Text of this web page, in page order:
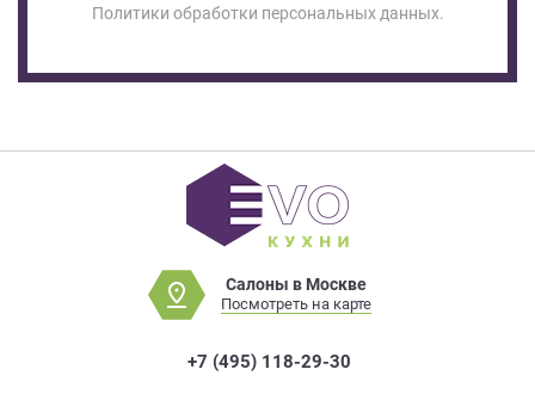
Политики обработки персональных данных.
Салоны в Москве
Посмотреть на карте
+7 (495) 118-29-30